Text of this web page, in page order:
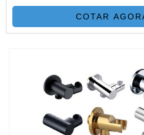
o cliente receberá um
para sanar eventuais
produto a ser
CONTROLE
encontrar válvulas de
em uma empresa
segurança, enc...
COTAR